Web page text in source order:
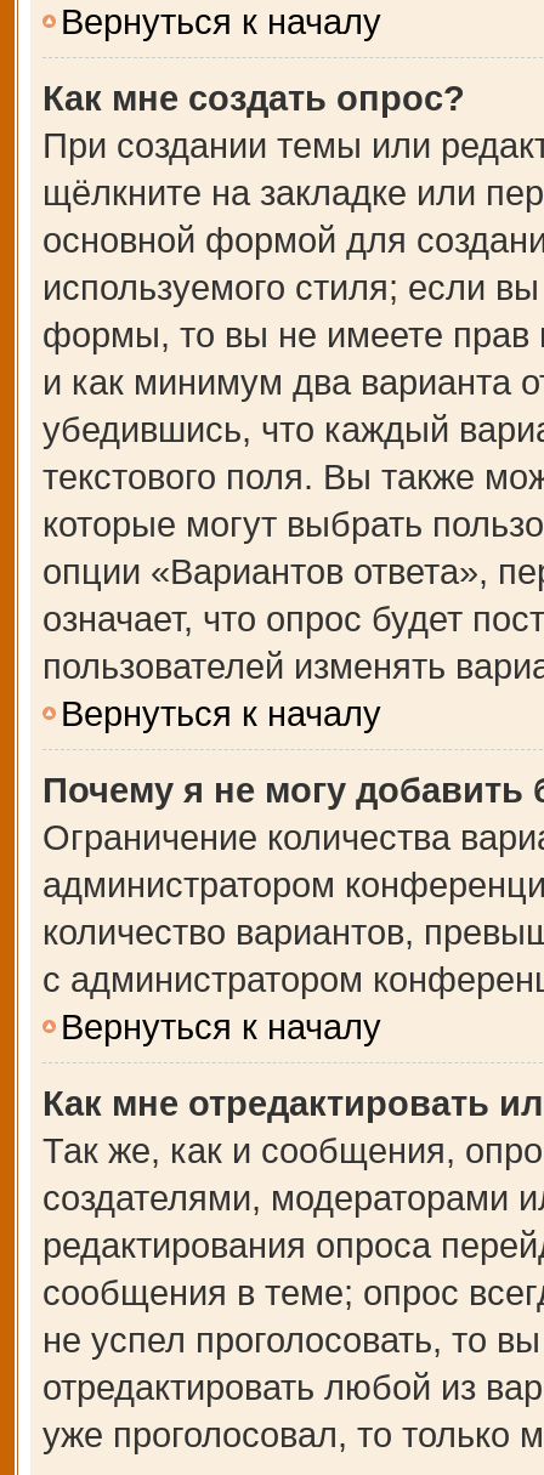
Вернуться к началу
Как мне создать опрос?
При создании темы или
щёлкните на закладке или
основной формой для
используемого стиля; если
формы, то вы не имеете прав
и как минимум два варианта
убедившись, что каждый
текстового поля. Вы также
которые могут выбрать
опции «Вариантов ответа»,
означает, что опрос будет
пользователей изменять
Вернуться к началу
Почему я не могу добавить
Ограничение количества
администратором
количество вариантов,
с администратором
Вернуться к началу
Как мне отредактировать
Так же, как и сообщения,
создателями, модераторами
редактирования опроса
сообщения в теме; опрос
не успел проголосовать, то
отредактировать любой из
уже проголосовал, то только